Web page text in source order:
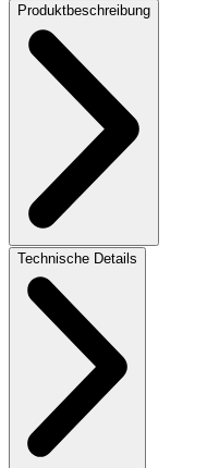
Produktbeschreibung
Technische Details